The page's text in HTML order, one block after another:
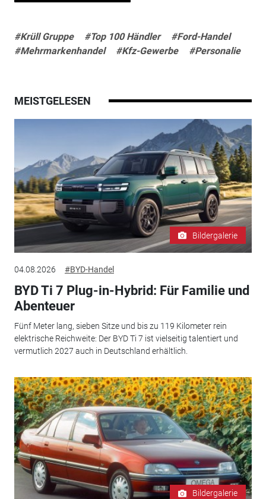
#Krüll Gruppe #Top 100 Händler
#Ford-Handel
#Mehrmarkenhandel
#Kfz-Gewerbe #Personalie
MEISTGELESEN
Bildergalerie
04.08.2026 #BYD-Handel
BYD Ti 7 Plug-in-Hybrid: Für Familie und
Abenteuer
Fünf Meter lang, sieben Sitze und bis zu 119 Kilometer rein
elektrische Reichweite: Der BYD Ti 7 ist vielseitig talentiert und
vermutlich 2027 auch in Deutschland erhältlich.
Bildergalerie